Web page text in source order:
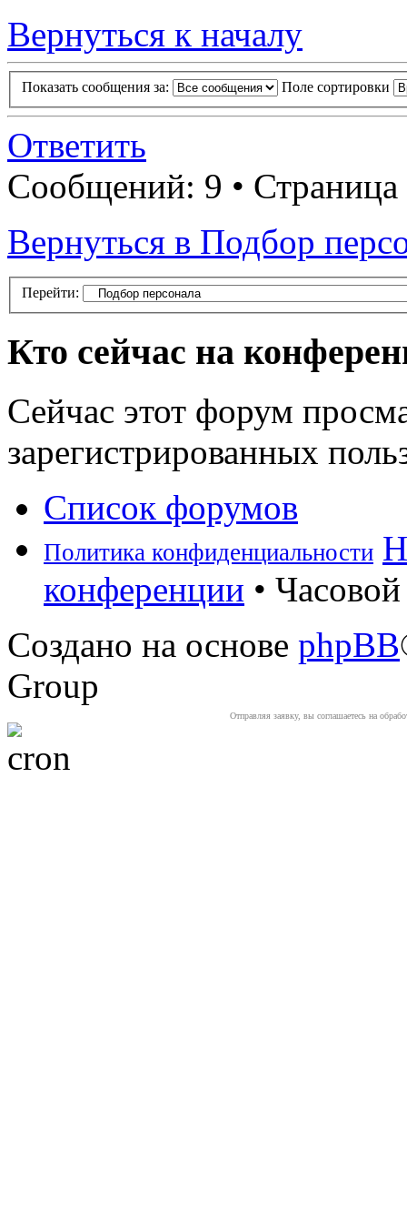
Вернуться к началу
Показать сообщения за: Поле сортировки
Ответить
Сообщений: 9 • Страница
Вернуться в Подбор
Перейти:
Кто сейчас на
Сейчас этот форум
зарегистрированных
Список форумов
Политика конфиденциальности
конференции •
Создано на основе phpBB
Group
Отправляя заявку, вы соглашаетесь на